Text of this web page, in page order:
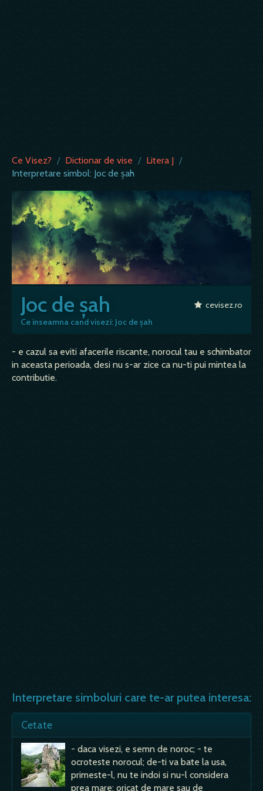
Ce Visez? / Dictionar de vise / Litera J /
Interpretare simbol: Joc de șah
Joc de șah
Ce inseamna cand visezi: Joc de șah
cevisez.ro
- e cazul sa eviti afacerile riscante, norocul tau e schimbator
in aceasta perioada, desi nu s-ar zice ca nu-ti pui mintea la
contributie.
Interpretare simboluri care te-ar putea interesa:
Cetate
- daca visezi, e semn de noroc; - te
ocroteste norocul; de-ti va bate la usa,
primeste-l, nu te indoi si nu-l considera
prea mare; oricat de mare sau de